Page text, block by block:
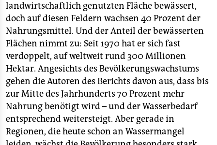
epaper login
landwirtschaftlich genutzten Fläche bewässert,
doch auf diesen Feldern wachsen 40 Prozent der
Nahrungsmittel. Und der Anteil der bewässerten
Flächen nimmt zu: Seit 1970 hat er sich fast
verdoppelt, auf weltweit rund 300 Millionen
Hektar. Angesichts des Bevölkerungswachstums
gehen die Autoren des Berichts davon aus, dass bis
zur Mitte des Jahrhunderts 70 Prozent mehr
Nahrung benötigt wird – und der Wasserbedarf
entsprechend weitersteigt. Aber gerade in
Regionen, die heute schon an Wassermangel